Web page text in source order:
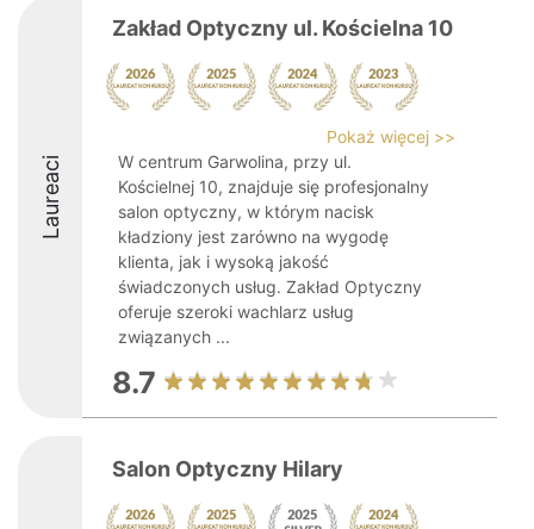
Laureaci
Zakład Optyczny ul. Kościelna 10
Pokaż więcej >>
W centrum Garwolina, przy ul.
Kościelnej 10, znajduje się profesjonalny
salon optyczny, w którym nacisk
kładziony jest zarówno na wygodę
klienta, jak i wysoką jakość
świadczonych usług. Zakład Optyczny
oferuje szeroki wachlarz usług
związanych ...
8.7
Salon Optyczny Hilary